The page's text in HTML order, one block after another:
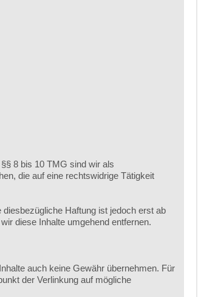
8 bis 10 TMG sind wir als
die auf eine rechtswidrige Tätigkeit
Haftung ist jedoch erst ab
diese Inhalte umgehend entfernen.
auch keine Gewähr übernehmen. Für
der Verlinkung auf mögliche